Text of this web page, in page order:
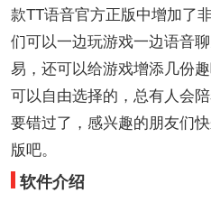
款TT语音官方正版中增加了
们可以一边玩游戏一边语音
易，还可以给游戏增添几份
可以自由选择的，总有人会
要错过了，感兴趣的朋友们
版吧。
软件介绍